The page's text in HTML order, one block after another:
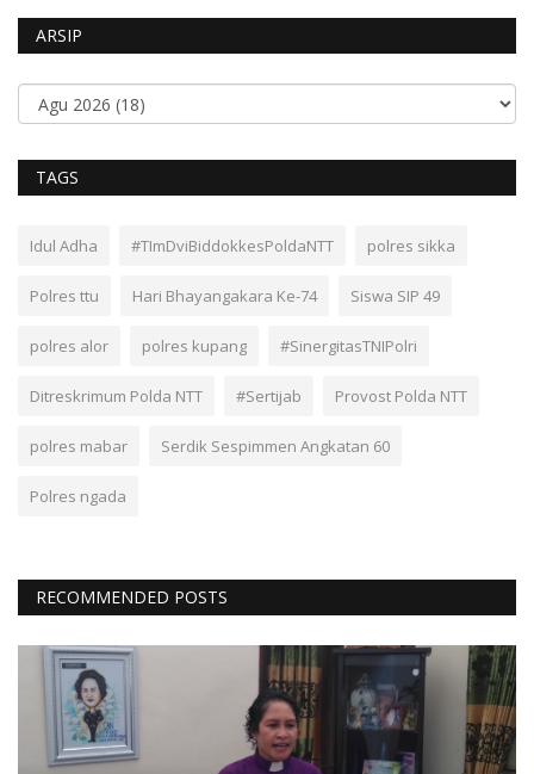
ARSIP
TAGS
Idul Adha #TImDviBiddokkesPoldaNTT polres sikka
Polres ttu Hari Bhayangakara Ke-74 Siswa SIP 49
polres alor polres kupang #SinergitasTNIPolri
Ditreskrimum Polda NTT #Sertijab Provost Polda NTT
polres mabar Serdik Sespimmen Angkatan 60
Polres ngada
RECOMMENDED POSTS